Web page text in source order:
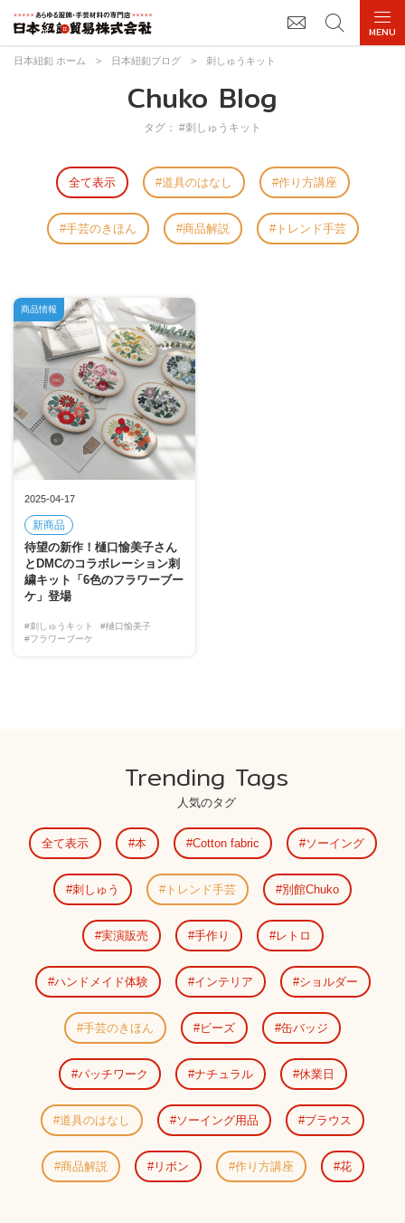
日本紐釦 ホーム > 日本紐釦ブログ > 刺しゅうキット
Chuko Blog
タグ： #刺しゅうキット
全て表示 道具のはなし 作り方講座
手芸のきほん 商品解説 トレンド手芸
2025-04-17
新商品
待望の新作！樋口愉美子さん
とDMCのコラボレーション刺
繍キット「6色のフラワーブー
ケ」登場
#刺しゅうキット
#樋口愉美子
#フラワーブーケ
商品情報
Trending Tags
人気のタグ
全て表示 本 Cotton fabric ソーイング
刺しゅう トレンド手芸 別館Chuko
実演販売 手作り レトロ
ハンドメイド体験 インテリア ショルダー
手芸のきほん ビーズ 缶バッジ
パッチワーク ナチュラル 休業日
道具のはなし ソーイング用品 ブラウス
商品解説 リボン 作り方講座 花